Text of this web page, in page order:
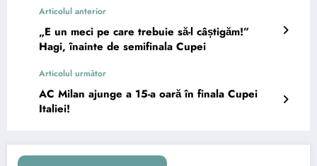
Articolul anterior
„E un meci pe care trebuie să-l câștigăm!”
Hagi, înainte de semifinala Cupei
Articolul următor
AC Milan ajunge a 15-a oară în finala Cupei
Italiei!